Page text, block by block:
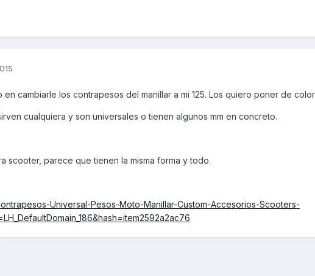
en cambiarle los contrapesos del manillar a mi 125. Los quiero poner de
cualquiera y son universales o tienen algunos mm en concreto.
scooter, parece que tienen la misma forma y todo.
Universal-Pesos-Moto-Manillar-Custom-Accesorios-Scooters-